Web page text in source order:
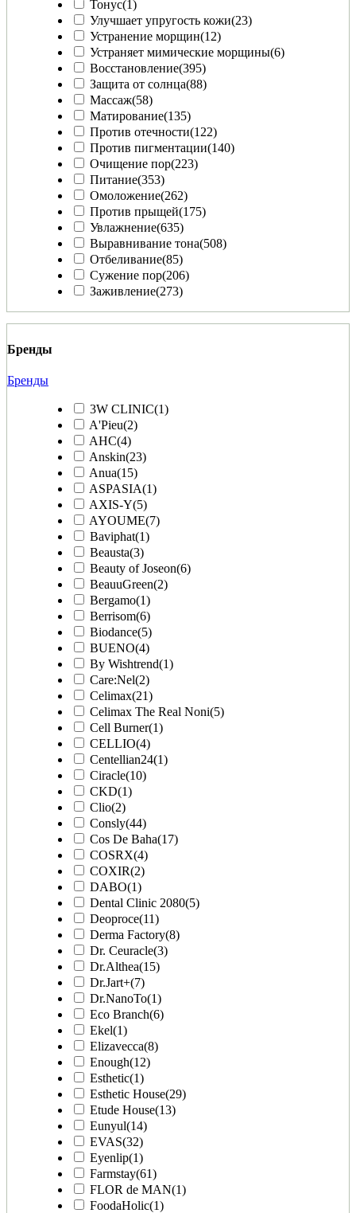
Тонус(1)
Улучшает упругость кожи(23)
Устранение морщин(12)
Устраняет мимические морщины(6)
Восстановление(395)
Защита от солнца(88)
Массаж(58)
Матирование(135)
Против отечности(122)
Против пигментации(140)
Очищение пор(223)
Питание(353)
Омоложение(262)
Против прыщей(175)
Увлажнение(635)
Выравнивание тона(508)
Отбеливание(85)
Сужение пор(206)
Заживление(273)
Бренды
Бренды
3W CLINIC(1)
A'Pieu(2)
AHC(4)
Anskin(23)
Anua(15)
ASPASIA(1)
AXIS-Y(5)
AYOUME(7)
Baviphat(1)
Beausta(3)
Beauty of Joseon(6)
BeauuGreen(2)
Bergamo(1)
Berrisom(6)
Biodance(5)
BUENO(4)
By Wishtrend(1)
Care:Nel(2)
Celimax(21)
Celimax The Real Noni(5)
Cell Burner(1)
CELLIO(4)
Centellian24(1)
Ciracle(10)
CKD(1)
Clio(2)
Consly(44)
Cos De Baha(17)
COSRX(4)
COXIR(2)
DABO(1)
Dental Clinic 2080(5)
Deoproce(11)
Derma Factory(8)
Dr. Ceuracle(3)
Dr.Althea(15)
Dr.Jart+(7)
Dr.NanoTo(1)
Eco Branch(6)
Ekel(1)
Elizavecca(8)
Enough(12)
Esthetic(1)
Esthetic House(29)
Etude House(13)
Eunyul(14)
EVAS(32)
Eyenlip(1)
Farmstay(61)
FLOR de MAN(1)
FoodaHolic(1)